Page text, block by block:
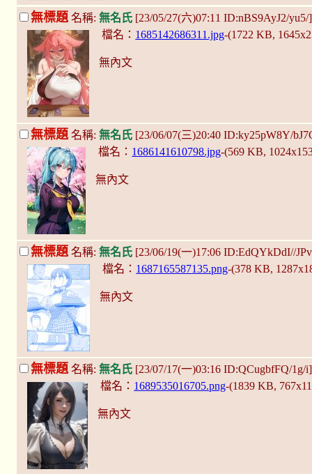
無標題 名稱: 無名氏 [23/05/27(六)07:11 ID:nBS9AyJ2/
檔名： 1685142686311.jpg-(1722 KB,
無內文
無標題 名稱: 無名氏 [23/06/07(三)20:40 ID:ky25pW8Y/
檔名： 1686141610798.jpg-(569 KB,
無內文
無標題 名稱: 無名氏 [23/06/19(一)17:06 ID:EdQYkDdI//
檔名： 1687165587135.png-(378 KB,
無內文
無標題 名稱: 無名氏 [23/07/17(一)03:16 ID:QCugbfFQ/1g/
檔名： 1689535016705.png-(1839 KB,
無內文